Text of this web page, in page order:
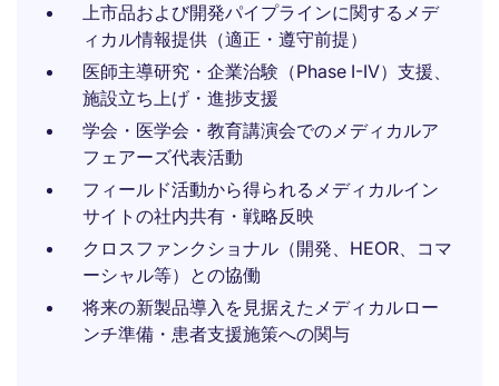
上市品および開発パイプラインに関するメデ
ィカル情報提供（適正・遵守前提）
医師主導研究・企業治験（Phase I-IV）支援、
施設立ち上げ・進捗支援
学会・医学会・教育講演会でのメディカルア
フェアーズ代表活動
フィールド活動から得られるメディカルイン
サイトの社内共有・戦略反映
クロスファンクショナル（開発、HEOR、コマ
ーシャル等）との協働
将来の新製品導入を見据えたメディカルロー
ンチ準備・患者支援施策への関与